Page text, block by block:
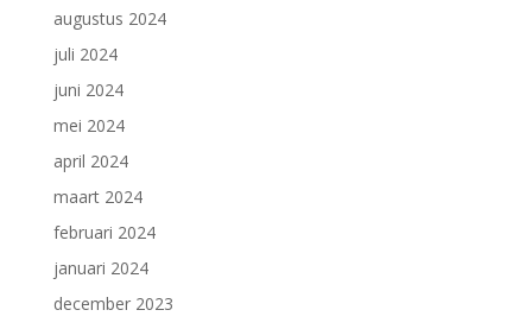
augustus 2024
juli 2024
juni 2024
mei 2024
april 2024
maart 2024
februari 2024
januari 2024
december 2023